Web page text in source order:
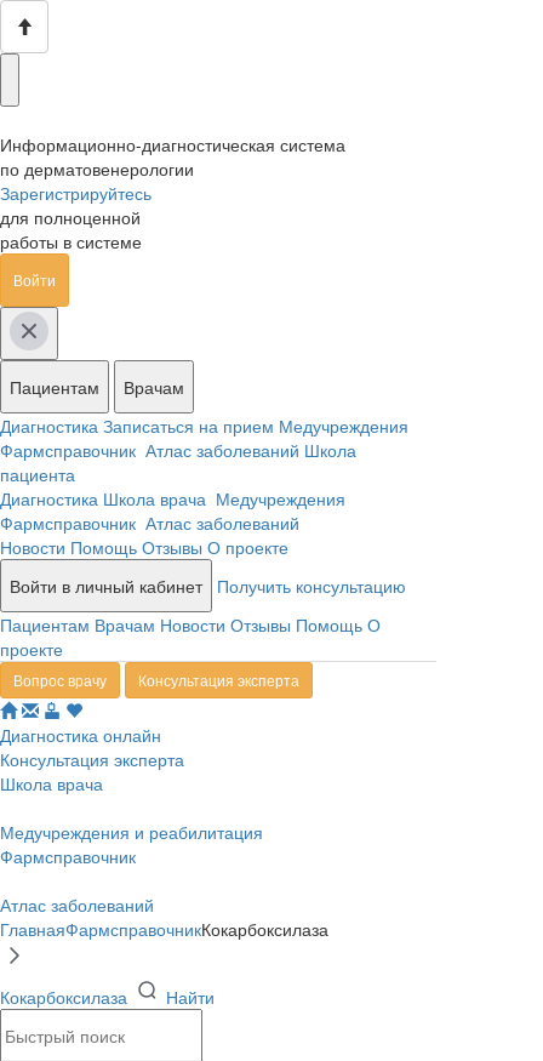
Информационно-диагностическая система
по дерматовенерологии
Зарегистрируйтесь
для полноценной
работы в системе
Войти
Пациентам
Врачам
Диагностика Записаться на прием Медучреждения
Фармсправочник Атлас заболеваний Школа
пациента
Диагностика Школа врача Медучреждения
Фармсправочник Атлас заболеваний
Новости Помощь Отзывы О проекте
Войти в личный кабинет
Получить консультацию
Пациентам Врачам Новости Отзывы Помощь О
проекте
Вопрос врачу Консультация эксперта
Диагностика онлайн
Консультация эксперта
Школа врача
Медучреждения и реабилитация
Фармсправочник
Атлас заболеваний
ГлавнаяФармсправочникКокарбоксилаза
Кокарбоксилаза Найти